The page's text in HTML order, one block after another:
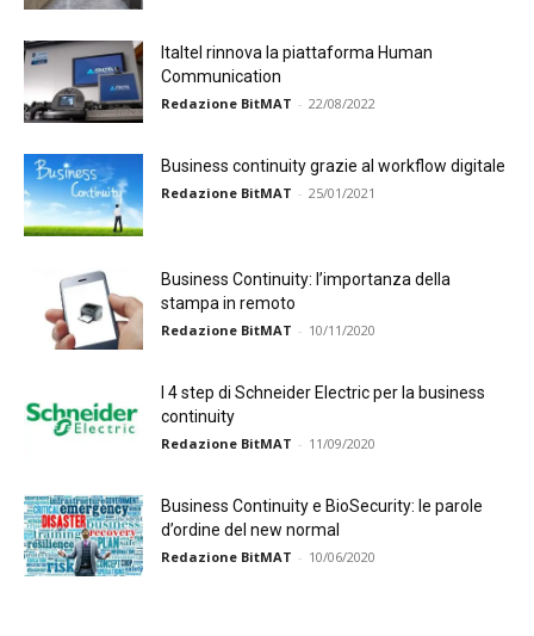
Italtel rinnova la piattaforma Human
Communication
Redazione BitMAT - 22/08/2022
Business continuity grazie al workflow digitale
Redazione BitMAT - 25/01/2021
Business Continuity: l’importanza della
stampa in remoto
Redazione BitMAT - 10/11/2020
I 4 step di Schneider Electric per la business
continuity
Redazione BitMAT - 11/09/2020
Business Continuity e BioSecurity: le parole
d’ordine del new normal
Redazione BitMAT - 10/06/2020